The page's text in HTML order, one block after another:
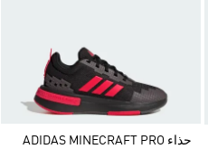
حذاء ADIDAS MINECRAFT PRO